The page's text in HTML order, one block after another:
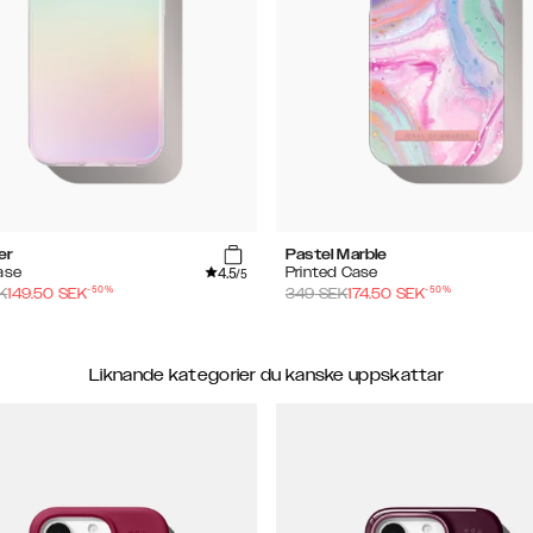
4.5/5
149.50 SEK-50%
Pastel Marble
Printed Case
349SEK174.50 SEK-50%
Liknande kategorier du kanske uppskattar